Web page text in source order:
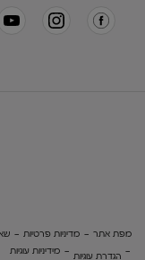
מפת אתר מדיניות פרטיות
הגדרת עוגיות
מידיניות עוגיות